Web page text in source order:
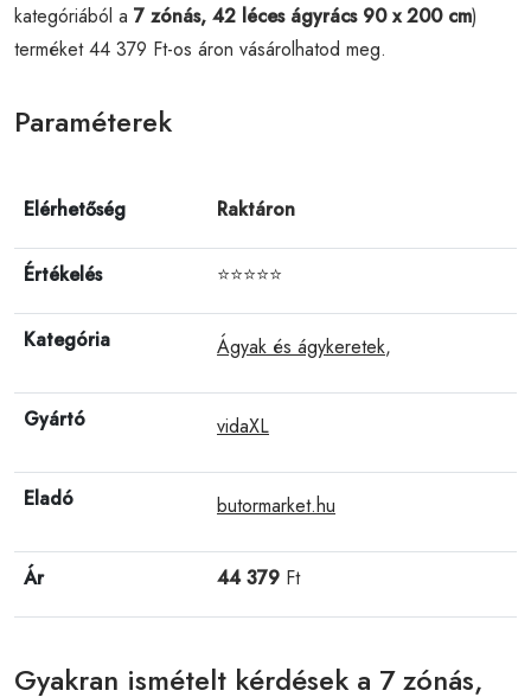
kategóriából a 7 zónás, 42 léces ágyrács 90 x 200 cm)
terméket 44 379 Ft-os áron vásárolhatod meg.
Paraméterek
Elérhetőség Raktáron
Értékelés ⭐⭐⭐⭐⭐
Kategória Ágyak és ágykeretek,
Gyártó vidaXL
Eladó butormarket.hu
Ár 44 379 Ft
Gyakran ismételt kérdések a 7 zónás,